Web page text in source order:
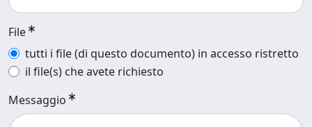
File
tutti i file (di questo documento) in accesso ristretto
il file(s) che avete richiesto
Messaggio